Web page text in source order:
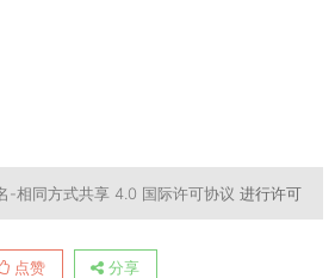
-相同方式共享 4.0 国际许可协议 进行许可
点赞 分享